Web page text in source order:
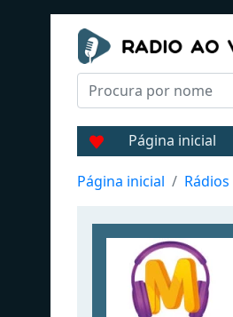
Página inicial
Página inicial Rádios